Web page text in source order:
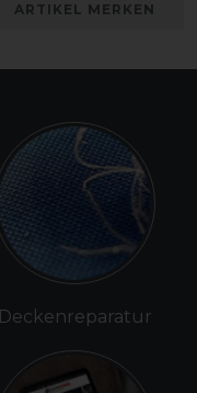
ARTIKEL MERKEN
Deckenreparatur